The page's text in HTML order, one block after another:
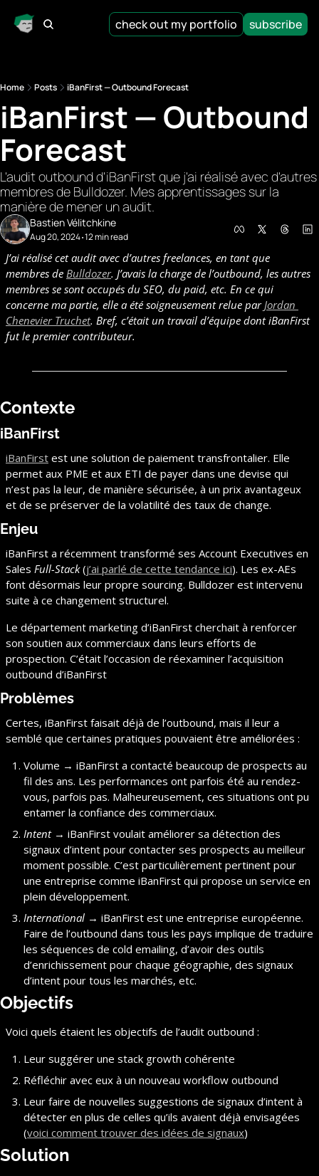
check out my portfolio subscribe
Home Posts iBanFirst — Outbound Forecast
iBanFirst — Outbound
Forecast
L'audit outbound d'iBanFirst que j'ai réalisé avec d'autres
membres de Bulldozer. Mes apprentissages sur la
manière de mener un audit.
Bastien Vélitchkine
Aug 20, 2024•12 min read
J’ai réalisé cet audit avec d’autres freelances, en tant que
membres de Bulldozer. J’avais la charge de l’outbound, les autres
membres se sont occupés du SEO, du paid, etc. En ce qui
concerne ma partie, elle a été soigneusement relue par Jordan
Chenevier Truchet. Bref, c’était un travail d’équipe dont iBanFirst
fut le premier contributeur.
Contexte
iBanFirst
iBanFirst est une solution de paiement transfrontalier. Elle
permet aux PME et aux ETI de payer dans une devise qui
n’est pas la leur, de manière sécurisée, à un prix avantageux
et de se préserver de la volatilité des taux de change.
Enjeu
iBanFirst a récemment transformé ses Account Executives en
Sales Full-Stack (j’ai parlé de cette tendance ici). Les ex-AEs
font désormais leur propre sourcing. Bulldozer est intervenu
suite à ce changement structurel.
Le département marketing d’iBanFirst cherchait à renforcer
son soutien aux commerciaux dans leurs efforts de
prospection. C’était l’occasion de réexaminer l’acquisition
outbound d’iBanFirst
Problèmes
Certes, iBanFirst faisait déjà de l’outbound, mais il leur a
semblé que certaines pratiques pouvaient être améliorées :
Volume → iBanFirst a contacté beaucoup de prospects au
fil des ans. Les performances ont parfois été au rendez-
vous, parfois pas. Malheureusement, ces situations ont pu
entamer la confiance des commerciaux.
Intent → iBanFirst voulait améliorer sa détection des
signaux d’intent pour contacter ses prospects au meilleur
moment possible. C’est particulièrement pertinent pour
une entreprise comme iBanFirst qui propose un service en
plein développement.
International → iBanFirst est une entreprise européenne.
Faire de l’outbound dans tous les pays implique de traduire
les séquences de cold emailing, d’avoir des outils
d’enrichissement pour chaque géographie, des signaux
d’intent pour tous les marchés, etc.
Objectifs
Voici quels étaient les objectifs de l’audit outbound :
Leur suggérer une stack growth cohérente
Réfléchir avec eux à un nouveau workflow outbound
Leur faire de nouvelles suggestions de signaux d’intent à
détecter en plus de celles qu’ils avaient déjà envisagées
(voici comment trouver des idées de signaux)
Solution